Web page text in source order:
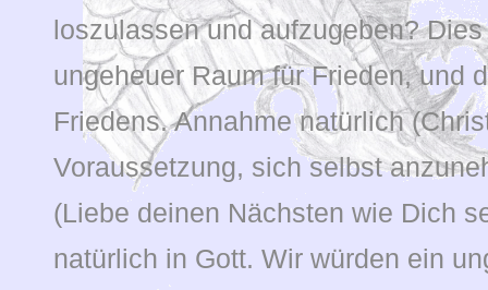
loszulassen und aufzugeben?
ungeheuer Raum für Frieden, und
Friedens. Annahme natürlich
Voraussetzung, sich selbst
(Liebe deinen Nächsten wie Dich
natürlich in Gott. Wir würden ein